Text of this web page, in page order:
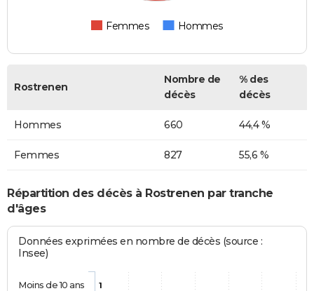
Femmes Hommes
Rostrenen
Nombre de
décès
% des
décès
Hommes 660 44,4 %
Femmes 827 55,6 %
Répartition des décès à Rostrenen par tranche
d'âges
Données exprimées en nombre de décès (source :
Insee)
1
Moins de 10 ans